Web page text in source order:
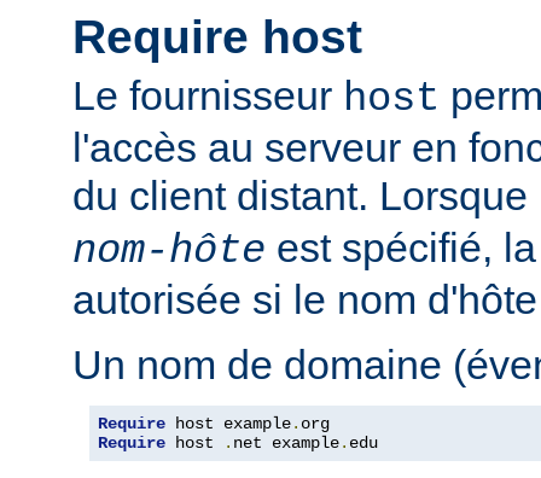
Require host
Le fournisseur host
l'accès au serveur en
du client distant. Lorsque
nom-hôte est spécifié,
autorisée si le nom
Un nom de domaine
Require host example.
Require host . net example. edu